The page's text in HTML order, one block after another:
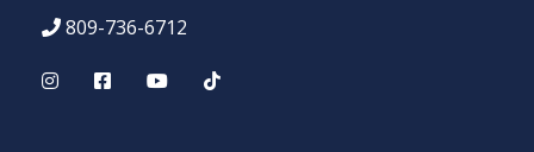
809-736-6712